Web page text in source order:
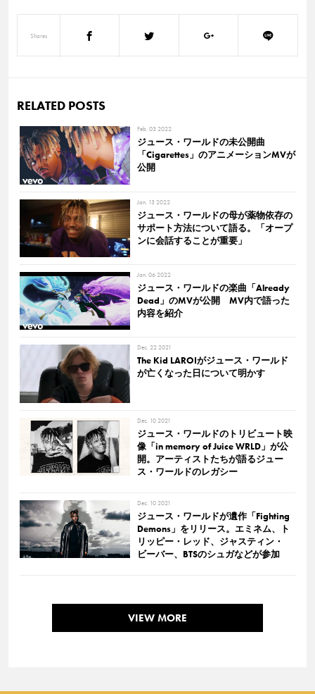
Shares
RELATED POSTS
Feb. 03 2022
ジュース・ワールドの未公開曲
「Cigarettes」のアニメーションMVが
公開
Jan. 13 2022
ジュース・ワールドの母が薬物依存の
サポート方法について語る。「オープ
ンに会話することが重要」
Jan. 06 2022
ジュース・ワールドの楽曲「Already
Dead」のMVが公開 MV内で語った
内容を紹介
Dec. 22 2021
The Kid LAROIがジュース・ワールド
が亡くなった日について明かす
Dec. 10 2021
ジュース・ワールドのトリビュート映
像「in memory of Juice WRLD」が公
開。アーティストたちが語るジュー
ス・ワールドのレガシー
Dec. 10 2021
ジュース・ワールドが遺作「Fighting
Demons」をリリース。エミネム、ト
リッピー・レッド、ジャスティン・
ビーバー、BTSのシュガなどが参加
VIEW MORE